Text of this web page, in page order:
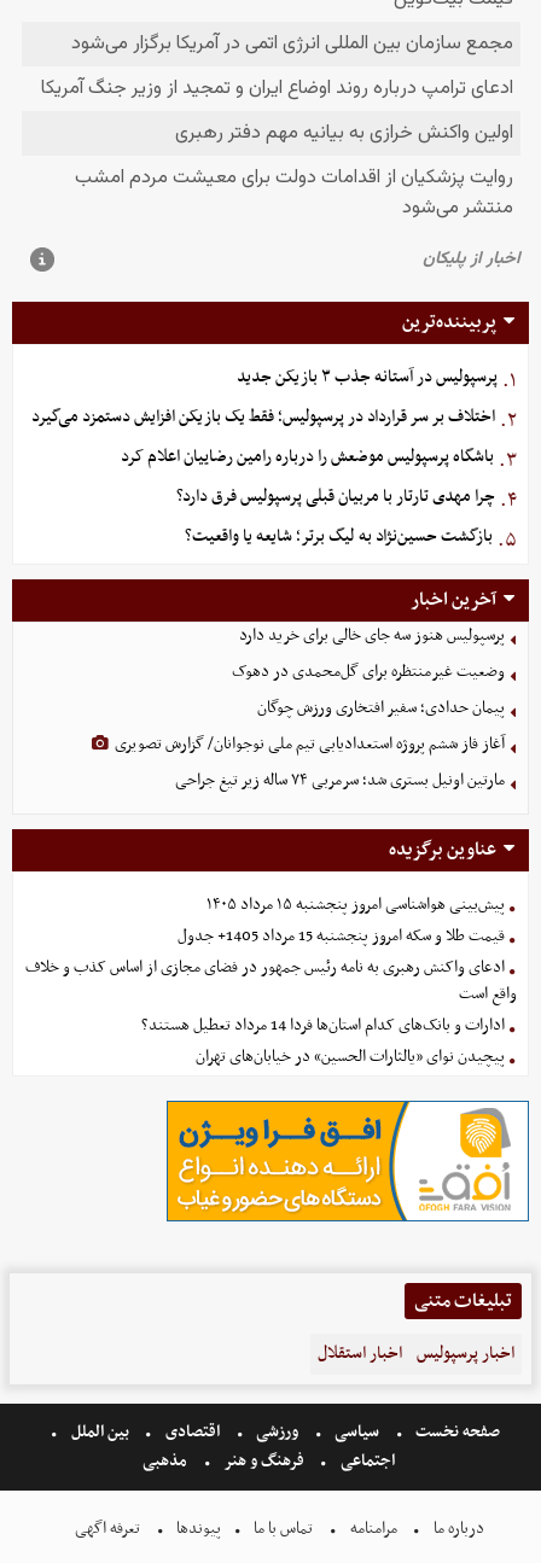
پربیننده‌ترین
۱. پرسپولیس در آستانه جذب ۳ بازیکن جدید
۲. اختلاف بر سر قرارداد در پرسپولیس؛ فقط یک بازیکن افزایش دستمزد می‌گیرد
۳. باشگاه پرسپولیس موضعش را درباره رامین رضاییان اعلام کرد
۴. چرا مهدی تارتار با مربیان قبلی پرسپولیس فرق دارد؟
۵. بازگشت حسین‌نژاد به لیگ برتر؛ شایعه یا واقعیت؟
آخرین اخبار
پرسپولیس هنوز سه جای خالی برای خرید دارد
وضعیت غیرمنتظره برای گل‌محمدی در دهوک
پیمان حدادی؛ سفیر افتخاری ورزش چوگان
آغاز فاز ششم پروژه استعدادیابی تیم ملی نوجوانان/ گزارش تصویری
مارتین اونیل بستری شد؛ سرمربی ۷۴ ساله زیر تیغ جراحی
عناوین برگزیده
پیش‌بینی هواشناسی امروز پنجشنبه ۱۵ مرداد ۱۴۰۵
قیمت طلا و سکه امروز پنجشنبه 15 مرداد 1405+ جدول
ادعای واکنش رهبری به نامه رئیس جمهور در فضای مجازی از اساس کذب و خلاف
واقع است
ادارات و بانک‌های کدام استان‌ها فردا 14 مرداد تعطیل هستند؟
پیچیدن نوای «یالثارات الحسین» در خیابان‌های تهران
تبلیغات متنی
اخبار پرسپولیس اخبار استقلال
صفحه نخست سیاسی ورزشی اقتصادی
بین الملل
اجتماعی
فرهنگ و هنر مذهبی
درباره ما مرامنامه تماس با ما پیوندها تعرفه اگهی